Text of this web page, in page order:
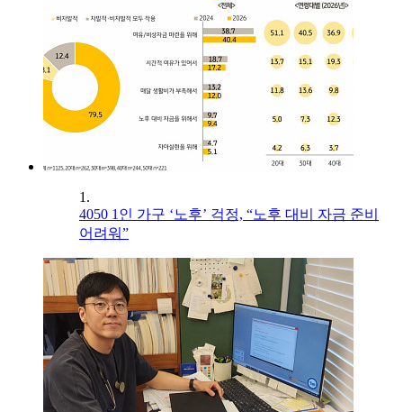
1.
4050 1인 가구 ‘노후’ 걱정, “노후 대비 자금 준비
어려워”